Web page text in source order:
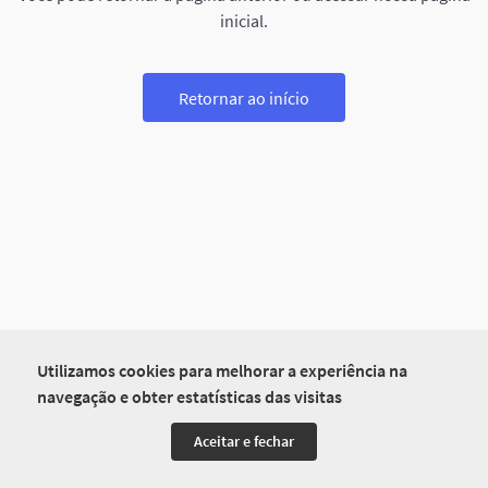
Utilizamos cookies para melhorar a experiência na
navegação e obter estatísticas das visitas
Aceitar e fechar
inicial.
Retornar ao início